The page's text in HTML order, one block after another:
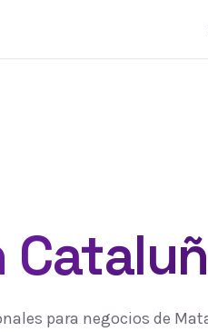
para negocios de